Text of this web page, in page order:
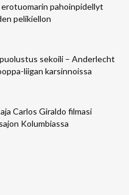
pahoinpidellyt
pelikiellon
sekoili – Anderlecht
liigan karsinnoissa
Carlos Giraldo filmasi
Kolumbiassa